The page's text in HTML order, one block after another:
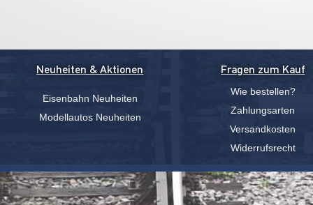
Neuheiten & Aktionen
Eisenbahn Neuheiten
Modellautos Neuheiten
Fragen zum Kauf
Wie bestellen?
Zahlungsarten
Versandkosten
Widerrufsrecht